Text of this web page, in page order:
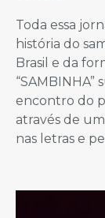
Toda essa
história do
Brasil e da
encontro do
através de
nas letras e